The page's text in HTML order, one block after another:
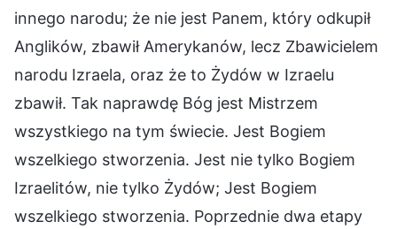
innego narodu; że nie jest Panem, który odkupił
Anglików, zbawił Amerykanów, lecz Zbawicielem
narodu Izraela, oraz że to Żydów w Izraelu
zbawił. Tak naprawdę Bóg jest Mistrzem
wszystkiego na tym świecie. Jest Bogiem
wszelkiego stworzenia. Jest nie tylko Bogiem
Izraelitów, nie tylko Żydów; Jest Bogiem
wszelkiego stworzenia. Poprzednie dwa etapy